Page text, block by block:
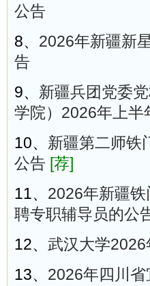
公告
8、 2026年新疆新
告
9、 新疆兵团党委
学院）2026年上半
10、 新疆第二师铁
公告 [荐]
11、 2026年新疆
聘专职辅导员的公
12、 武汉大学
13、 2026年四川